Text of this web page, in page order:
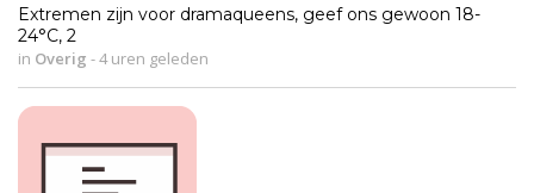
Extremen zijn voor dramaqueens, geef ons gewoon 18-
24°C, 2
in Overig -4 uren geleden